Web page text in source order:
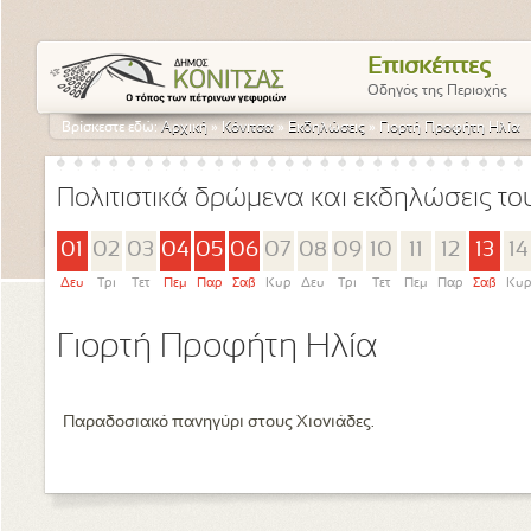
Επισκέπτες
Οδηγός της Περιοχής
Βρίσκεστε εδώ:Αρχική » Κόνιτσα » Εκδηλώσεις » Γιορτή Προφήτη Ηλία
Πολιτιστικά δρώμενα και εκδηλώσεις
01
Δευ
02
Τρι
03
Τετ
04
Πεμ
05
Παρ
06
Σαβ
07
Κυρ
08
Δευ
09
Τρι
10
Τετ Πεμ
12
Παρ
13
Σαβ
14
Κυρ
Γιορτή Προφήτη Ηλία
Παραδοσιακό πανηγύρι στους Χιονιάδες.